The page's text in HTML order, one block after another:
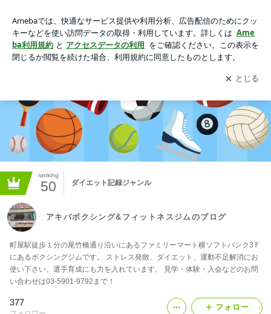
アプリをダウンロードして ブログの更新通知
を受け取りまし
ょう。
開く
ranking
50 ダイエット記録ジャンル
アキバボクシング&フィットネスジムのブログ
町屋駅徒歩１分の尾竹橋通り沿いにあるファミリーマート横ソフトバンク3Ｆ
にあるボクシングジムです。 ストレス発散、ダイエット、運動不足解消にお
使い下さい。選手育成にも力を入れています。 見学・体験・入会などのお問
い合わせは03-5901-9792まで！
377 フォロー